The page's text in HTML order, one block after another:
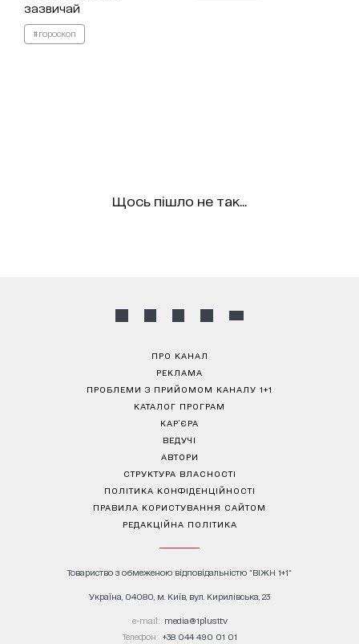
зазвичай
#гороскоп
Щось пішло не так...
ПРО КАНАЛ
РЕКЛАМА
ПРОБЛЕМИ З ПРИЙОМОМ КАНАЛУ 1+1
КАТАЛОГ ПРОГРАМ
КАР’ЄРА
ВЕДУЧІ
АВТОРИ
СТРУКТУРА ВЛАСНОСТІ
ПОЛІТИКА КОНФІДЕНЦІЙНОСТІ
ПРАВИЛА КОРИСТУВАННЯ САЙТОМ
РЕДАКЦІЙНА ПОЛІТИКА
Товариство з обмеженою відповідальністю "ВІЖН 1+1"
Україна, 04080, м. Київ, вул. Кирилівська, 23
е-mail: media@1plus1.tv
Телефон: +38 044 490 01 01